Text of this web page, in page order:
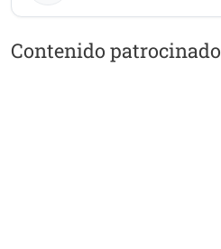
Contenido patrocinado